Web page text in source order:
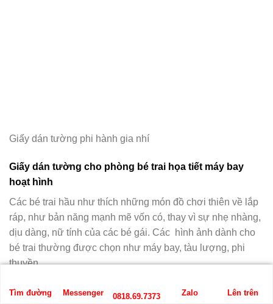
Giấy dán tường phi hành gia nhí
Giấy dán tường cho phòng bé trai họa tiết máy bay
hoạt hình
Các bé trai hầu như thích những món đồ chơi thiên về lắp
ráp, như bản năng mạnh mẽ vốn có, thay vì sự nhẹ nhàng,
dịu dàng, nữ tính của các bé gái. Các hình ảnh dành cho
bé trai thường được chọn như máy bay, tàu lượng, phi
thuyền,….
Tìm đường Messenger 0818.69.7373 Zalo Lên trên